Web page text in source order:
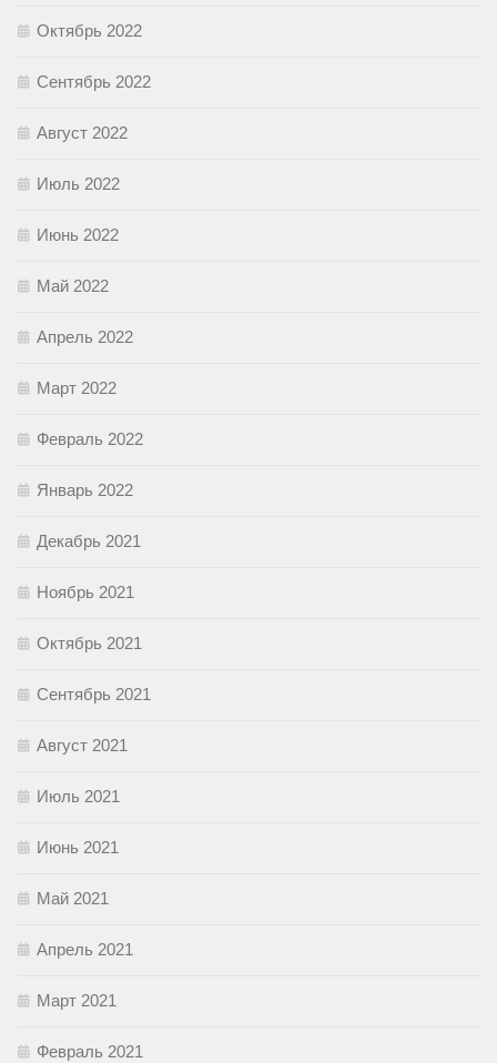
Октябрь 2022
Сентябрь 2022
Август 2022
Июль 2022
Июнь 2022
Май 2022
Апрель 2022
Март 2022
Февраль 2022
Январь 2022
Декабрь 2021
Ноябрь 2021
Октябрь 2021
Сентябрь 2021
Август 2021
Июль 2021
Июнь 2021
Май 2021
Апрель 2021
Март 2021
Февраль 2021